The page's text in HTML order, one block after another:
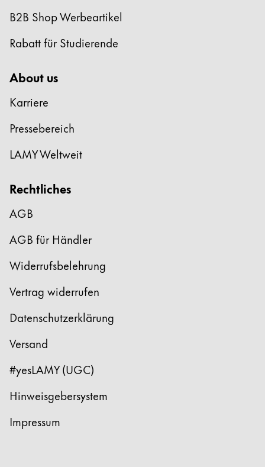
B2B Shop Werbeartikel
Rabatt für Studierende
About us
Karriere
Pressebereich
LAMY Weltweit
Rechtliches
AGB
AGB für Händler
Widerrufsbelehrung
Vertrag widerrufen
Datenschutzerklärung
Versand
#yesLAMY (UGC)
Hinweisgebersystem
Impressum